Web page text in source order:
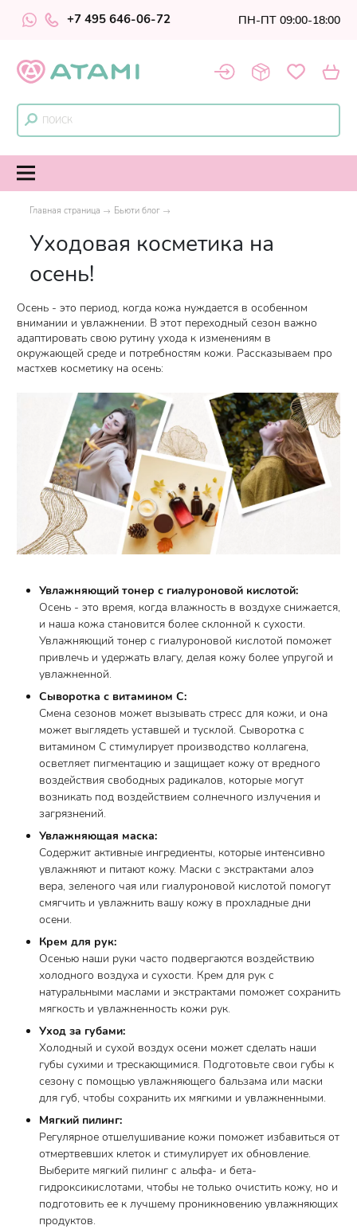
+7 495 646-06-72 ПН-ПТ 09:00-18:00
Главная страница Бьюти блог
Уходовая косметика на
осень!
Осень - это период, когда кожа нуждается в особенном
внимании и увлажнении. В этот переходный сезон важно
адаптировать свою рутину ухода к изменениям в
окружающей среде и потребностям кожи. Рассказываем про
мастхев косметику на осень:
Увлажняющий тонер с гиалуроновой кислотой:
Осень - это время, когда влажность в воздухе снижается,
и наша кожа становится более склонной к сухости.
Увлажняющий тонер с гиалуроновой кислотой поможет
привлечь и удержать влагу, делая кожу более упругой и
увлажненной.
Сыворотка с витамином С:
Смена сезонов может вызывать стресс для кожи, и она
может выглядеть уставшей и тусклой. Сыворотка с
витамином С стимулирует производство коллагена,
осветляет пигментацию и защищает кожу от вредного
воздействия свободных радикалов, которые могут
возникать под воздействием солнечного излучения и
загрязнений.
Увлажняющая маска:
Содержит активные ингредиенты, которые интенсивно
увлажняют и питают кожу. Маски с экстрактами алоэ
вера, зеленого чая или гиалуроновой кислотой помогут
смягчить и увлажнить вашу кожу в прохладные дни
осени.
Крем для рук:
Осенью наши руки часто подвергаются воздействию
холодного воздуха и сухости. Крем для рук с
натуральными маслами и экстрактами поможет сохранить
мягкость и увлажненность кожи рук.
Уход за губами:
Холодный и сухой воздух осени может сделать наши
губы сухими и трескающимися. Подготовьте свои губы к
сезону с помощью увлажняющего бальзама или маски
для губ, чтобы сохранить их мягкими и увлажненными.
Мягкий пилинг:
Регулярное отшелушивание кожи поможет избавиться от
отмертвевших клеток и стимулирует их обновление.
Выберите мягкий пилинг с альфа- и бета-
гидроксикислотами, чтобы не только очистить кожу, но и
подготовить ее к лучшему проникновению увлажняющих
продуктов.